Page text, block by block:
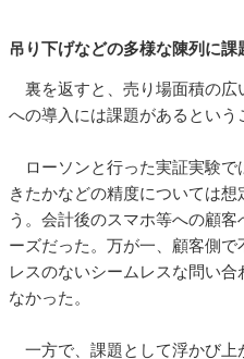
吊り下げなどの多様な陳列に課
裏を返すと、売り場面積の広
への導入には課題があるという
ローソンと行った実証実験で
きたかなどの精度については
う。会計後のスマホ等への顧
ーズだった。万が一、顧客側
レスのないシームレスな問い
なかった。
一方で、課題として浮かび上